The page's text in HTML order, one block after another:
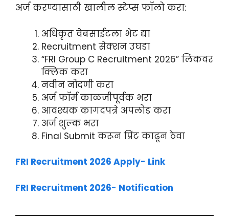
अर्ज करण्यासाठी खालील स्टेप्स फॉलो करा:
अधिकृत वेबसाईटला भेट द्या
Recruitment सेक्शन उघडा
“FRI Group C Recruitment 2026” लिंकवर
क्लिक करा
नवीन नोंदणी करा
अर्ज फॉर्म काळजीपूर्वक भरा
आवश्यक कागदपत्रे अपलोड करा
अर्ज शुल्क भरा
Final Submit करून प्रिंट काढून ठेवा
FRI Recruitment 2026 Apply- Link
FRI Recruitment 2026- Notification